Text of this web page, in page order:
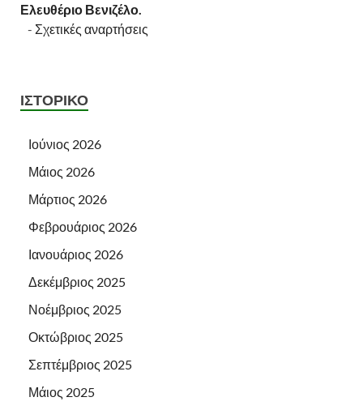
Ελευθέριο Βενιζέλο.
- Σχετικές αναρτήσεις
ΙΣΤΟΡΙΚΌ
Ιούνιος 2026
Μάιος 2026
Μάρτιος 2026
Φεβρουάριος 2026
Ιανουάριος 2026
Δεκέμβριος 2025
Νοέμβριος 2025
Οκτώβριος 2025
Σεπτέμβριος 2025
Μάιος 2025